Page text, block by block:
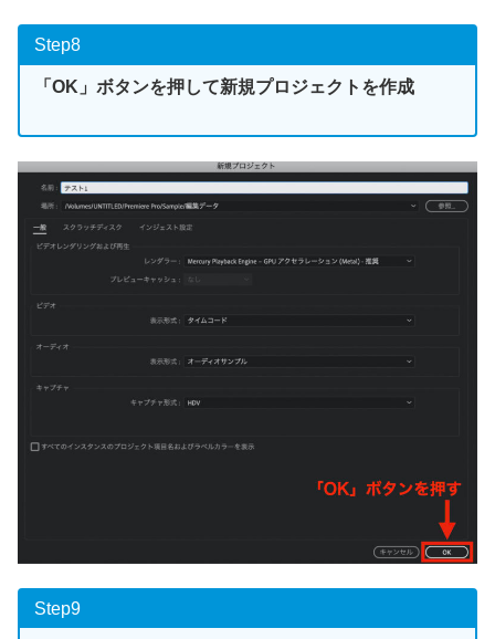
Step8
「OK」ボタンを押して新規プロジェクトを作成
Step9